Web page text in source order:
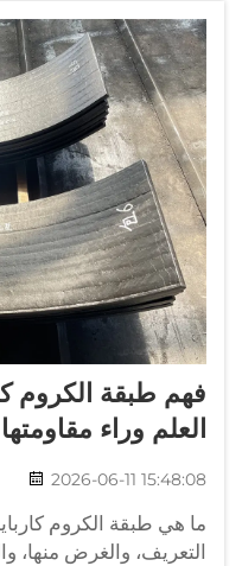
العلم وراء
2026-06-11 15:48:08
ما هي طبقة الكروم
التعريف، والغرض منها،